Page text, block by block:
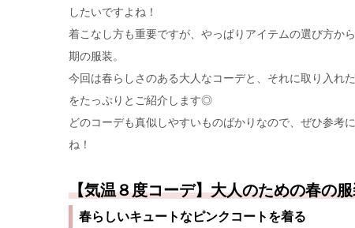
したいですよね！
着こなし方も重要ですが、やっぱりアイテムの選び方か
期の服装。
今回は春らしさのある大人なコーデと、それに取り入れ
をたっぷりとご紹介します◎
どのコーデも真似しやすいものばかりなので、ぜひ参考
ね！
【気温８度コーデ】大人のための春の
春らしいキュートなピンクコートを着る